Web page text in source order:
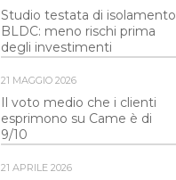
Studio testata di isolamento
BLDC: meno rischi prima
degli investimenti
21 MAGGIO 2026
Il voto medio che i clienti
esprimono su Came è di
9/10
21 APRILE 2026